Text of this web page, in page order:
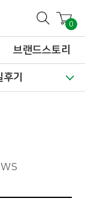
0
브랜드스토리
기